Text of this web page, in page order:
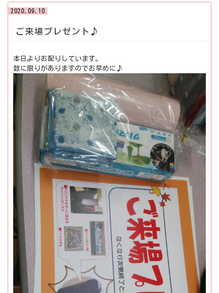
2020.09.10
ご来場プレゼント♪
本日よりお配りしています。
数に限りがありますのでお早めに♪